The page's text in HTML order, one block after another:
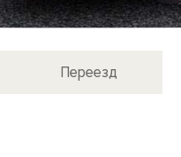
Переезд